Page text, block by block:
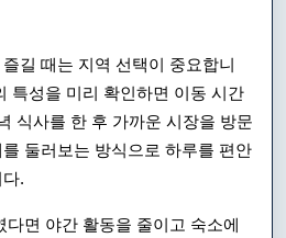
즐길 때는 지역 선택이 중요합니
특성을 미리 확인하면 이동 시간
식사를 한 후 가까운 시장을 방문
둘러보는 방식으로 하루를 편안
.
다면 야간 활동을 줄이고 숙소에